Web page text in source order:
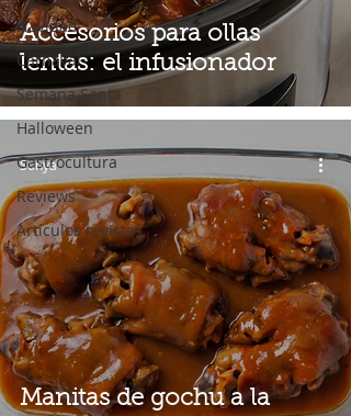
Navidad
Carnaval
Semana Santa
Halloween
Gastrocultura
Reviews
Artículos revistas
Accesorios para ollas
lentas: el infusionador
Manitas de gochu a la
Sonya